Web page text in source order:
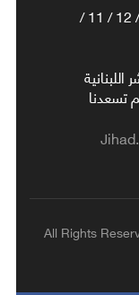
أرقام الهاتف والفاكس الجديدة 13 / 12 / 11 /
All Rights